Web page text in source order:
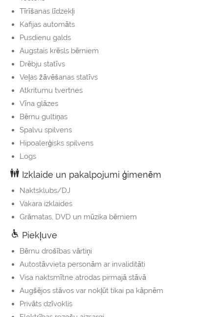
Tīrīšanas līdzekļi
Kafijas automāts
Pusdienu galds
Augstais krēsls bērniem
Drēbju statīvs
Veļas žāvēšanas statīvs
Atkritumu tvertnes
Vīna glāzes
Bērnu gultiņas
Spalvu spilvens
Hipoalerģisks spilvens
Logs
Izklaide un pakalpojumi ģimenēm
Naktsklubs/DJ
Vakara izklaides
Grāmatas, DVD un mūzika bērniem
Piekļuve
Bērnu drošības vārtiņi
Autostāvvieta personām ar invaliditāti
Visa naktsmītne atrodas pirmajā stāvā
Augšējos stāvos var nokļūt tikai pa kāpnēm
Privāts dzīvoklis